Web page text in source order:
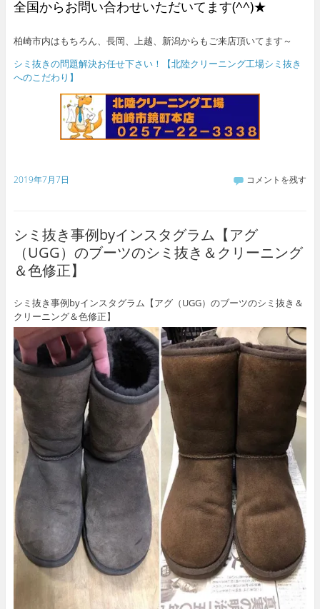
全国からお問い合わせいただいてます(^^)★
柏崎市内はもちろん、長岡、上越、新潟からもご来店頂いてます～
シミ抜きの問題解決お任せ下さい！【北陸クリーニング工場シミ抜き
へのこだわり】
2019年7月7日 コメントを残す
シミ抜き事例byインスタグラム【アグ
（UGG）のブーツのシミ抜き＆クリーニング
＆色修正】
シミ抜き事例byインスタグラム【アグ（UGG）のブーツのシミ抜き＆
クリーニング＆色修正】